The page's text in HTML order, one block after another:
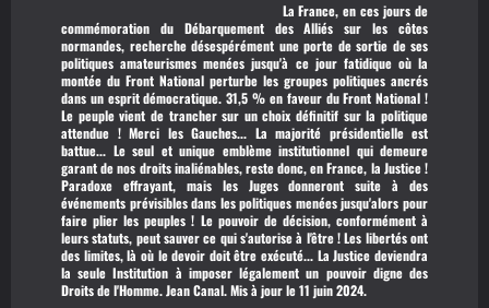
La France, en ces jours de
commémoration du Débarquement des Alliés sur les côtes
normandes, recherche désespérément une porte de sortie de ses
politiques amateurismes menées jusqu'à ce jour fatidique où la
montée du Front National perturbe les groupes politiques ancrés
dans un esprit démocratique. 31,5 % en faveur du Front National !
Le peuple vient de trancher sur un choix définitif sur la politique
attendue ! Merci les Gauches... La majorité présidentielle est
battue... Le seul et unique emblème institutionnel qui demeure
garant de nos droits inaliénables, reste donc, en France, la Justice !
Paradoxe effrayant, mais les Juges donneront suite à des
événements prévisibles dans les politiques menées jusqu'alors pour
faire plier les peuples ! Le pouvoir de décision, conformément à
leurs statuts, peut sauver ce qui s'autorise à l'être ! Les libertés ont
des limites, là où le devoir doit être exécuté... La Justice deviendra
la seule Institution à imposer légalement un pouvoir digne des
Droits de l'Homme. Jean Canal. Mis à jour le 11 juin 2024.